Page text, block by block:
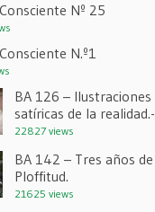
Nº 25
N.º1
BA 126 – Ilustraciones
satíricas de la realidad.-
22827 views
BA 142 – Tres años de
Ploffitud.
21625 views